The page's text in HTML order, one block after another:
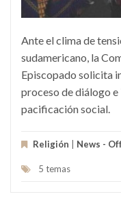
Ante el clima de
sudamericano, la
Episcopado solicita
proceso de diálogo
pacificación social.
Religión News -
5 temas